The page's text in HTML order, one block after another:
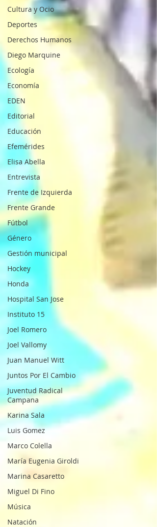
Cultura y Ocio
Deportes
Derechos Humanos
Diego Marquine
Ecología
Economía
EDEN
Editorial
Educación
Efemérides
Elisa Abella
Entrevista
Frente de Izquierda
Frente Grande
Fútbol
Género
Gestión municipal
Hockey
Honda
Hospital San Jose
Instituto 15
Joel Romero
Joel Vallomy
Juan Manuel Witt
Juntos Por El Cambio
Juventud Radical
Campana
Karina Sala
Luis Gomez
Marco Colella
María Eugenia Giroldi
Marina Casaretto
Miguel Di Fino
Música
Natación